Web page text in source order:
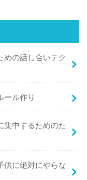
めの話し合いテク
ール作り
集中するためのた
供に絶対にやらな